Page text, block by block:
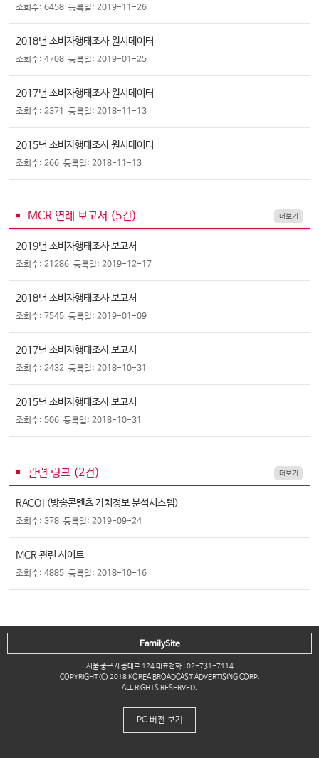
조회수: 6458 등록일: 2019-11-26
2018년 소비자행태조사 원시데이터
조회수: 4708 등록일: 2019-01-25
2017년 소비자행태조사 원시데이터
조회수: 2371 등록일: 2018-11-13
2015년 소비자행태조사 원시데이터
조회수: 266 등록일: 2018-11-13
MCR 연례 보고서 (5건) 더보기
2019년 소비자행태조사 보고서
조회수: 21286 등록일: 2019-12-17
2018년 소비자행태조사 보고서
조회수: 7545 등록일: 2019-01-09
2017년 소비자행태조사 보고서
조회수: 2432 등록일: 2018-10-31
2015년 소비자행태조사 보고서
조회수: 506 등록일: 2018-10-31
관련 링크 (2건) 더보기
RACOI (방송콘텐츠 가치정보 분석시스템)
조회수: 378 등록일: 2019-09-24
MCR 관련 사이트
조회수: 4885 등록일: 2018-10-16
서울 중구 세종대로 124 대표전화 : 02-731-7114
COPYRIGHT(C) 2018 KOREA BROADCAST ADVERTISING CORP.
ALL RIGHTS RESERVED.
FamilySite
PC 버전 보기